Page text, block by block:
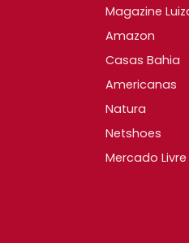
Magazine
Amazon
Casas Bahia
Americanas
Natura
Netshoes
Mercado Livre